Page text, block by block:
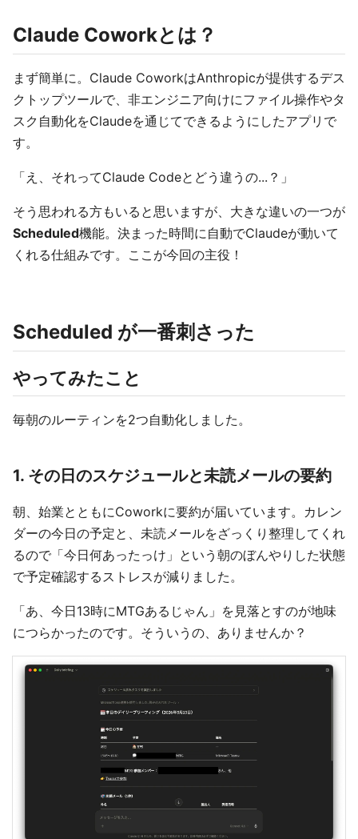
Claude Coworkとは？
まず簡単に。Claude CoworkはAnthropicが提供するデス
クトップツールで、非エンジニア向けにファイル操作やタ
スク自動化をClaudeを通じてできるようにしたアプリで
す。
「え、それってClaude Codeとどう違うの...？」
そう思われる方もいると思いますが、大きな違いの一つが
Scheduled機能。決まった時間に自動でClaudeが動いて
くれる仕組みです。ここが今回の主役！
Scheduled が一番刺さった
やってみたこと
毎朝のルーティンを2つ自動化しました。
1. その日のスケジュールと未読メールの要約
朝、始業とともにCoworkに要約が届いています。カレン
ダーの今日の予定と、未読メールをざっくり整理してくれ
るので「今日何あったっけ」という朝のぼんやりした状態
で予定確認するストレスが減りました。
「あ、今日13時にMTGあるじゃん」を見落とすのが地味
につらかったのです。そういうの、ありませんか？